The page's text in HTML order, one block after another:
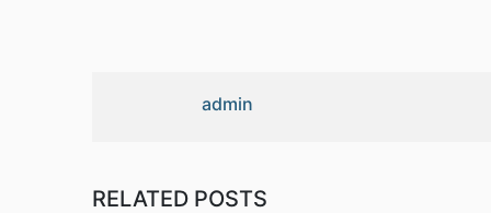
admin
RELATED POSTS